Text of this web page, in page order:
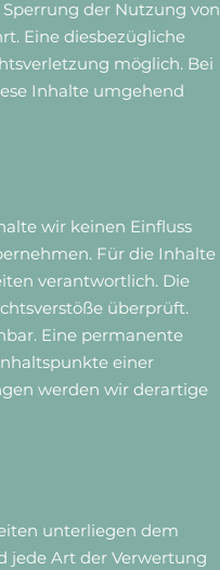
der Nutzung von
Eine diesbezügliche
möglich. Bei
Inhalte umgehend
wir keinen Einfluss
Für die Inhalte
verantwortlich. Die
überprüft.
Eine permanente
einer
werden wir derartige
unterliegen dem
jede Art der Verwertung